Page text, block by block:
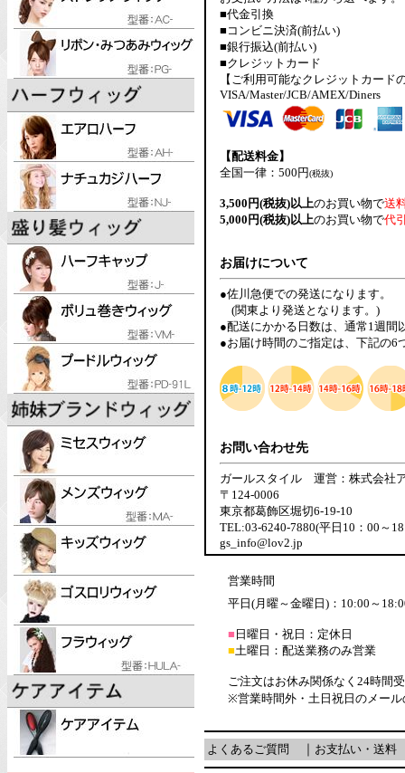
■代金引換
■コンビニ決済(前払い)
■銀行振込(前払い)
■クレジットカード
【ご利用可能なクレジットカード
VISA/Master/JCB/AMEX/Diners
【配送料金】
全国一律：500円(税抜)
3,500円(税抜)以上のお買い物で送
5,000円(税抜)以上のお買い物で代
お届けについて
●佐川急便での発送になります。
(関東より発送となります。)
●配送にかかる日数は、通常1週間
●お届け時間のご指定は、下記の6
お問い合わせ先
ガールスタイル 運営：株式会社
〒124-0006
東京都葛飾区堀切6-19-10
TEL:03-6240-7880(平日10：00～
gs_info@lov2.jp
営業時間
平日(月曜～金曜日)：10:00～
■ 日曜日・祝日：定休日
■土曜日：配送業務のみ営業
ご注文はお休み関係なく24時間
※営業時間外・土日祝日のメー
よくあるご質問 お支払い・送料